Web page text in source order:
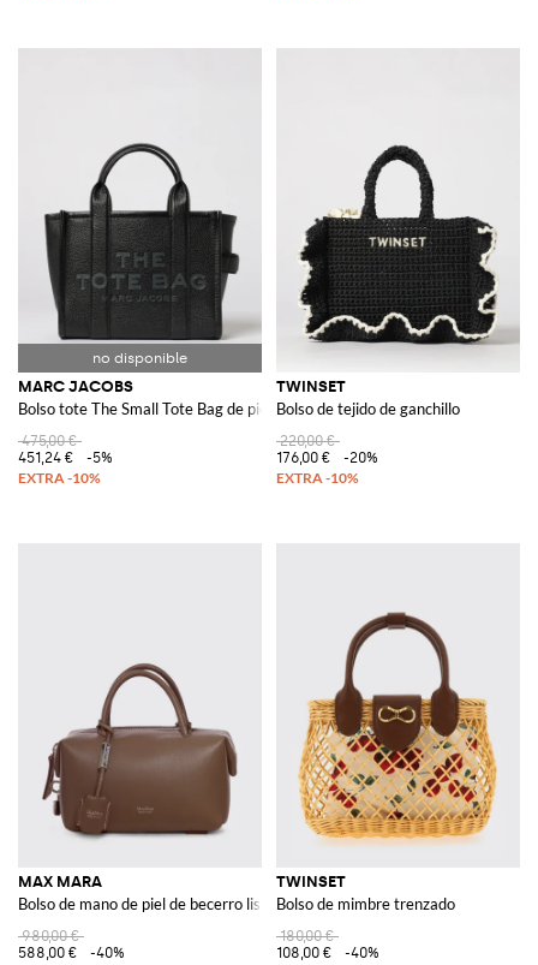
MARC JACOBS
Bolso tote The Small Tote Bag de piel granulada
475,00 €
451,24 €
-5%
TWINSET
Bolso de tejido de ganchillo
220,00 €
176,00 €
-20%
MAX MARA
Bolso de mano de piel de becerro lisa
980,00 €
588,00 €
-40%
TWINSET
Bolso de mimbre trenzado
180,00 €
108,00 €
-40%